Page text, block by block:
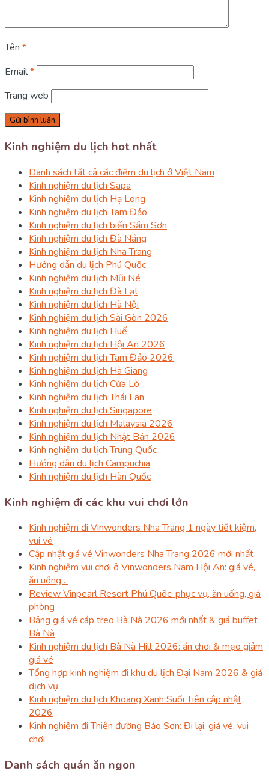
Tên *
Email*
Trang web
Kinh nghiệm du lịch hot nhất
Danh sách tất cả các điểm du lịch ở Việt Nam
Kinh nghiệm du lịch Sapa
Kinh nghiệm du lịch Hạ Long
Kinh nghiệm du lịch Tam Đảo
Kinh nghiệm du lịch biển Sầm Sơn
Kinh nghiệm du lịch Đà Nẵng
Kinh nghiệm du lịch Nha Trang
Hướng dẫn du lịch Phú Quốc
Kinh nghiệm du lịch Mũi Né
Kinh nghiệm du lịch Đà Lạt
Kinh nghiệm du lịch Hà Nội
Kinh nghiệm du lịch Sài Gòn 2026
Kinh nghiệm du lịch Huế
Kinh nghiệm du lịch Hội An 2026
Kinh nghiệm du lịch Tam Đảo 2026
Kinh nghiệm du lịch Hà Giang
Kinh nghiệm du lịch Cửa Lò
Kinh nghiệm du lịch Thái Lan
Kinh nghiệm du lịch Singapore
Kinh nghiệm du lịch Malaysia 2026
Kinh nghiệm du lịch Nhật Bản 2026
Kinh nghiệm du lịch Trung Quốc
Hướng dẫn du lịch Campuchia
Kinh nghiệm du lịch Hàn Quốc
Kinh nghiệm đi các khu vui chơi lớn
Kinh nghiệm đi Vinwonders Nha Trang 1 ngày tiết kiệm,
vui vẻ
Cập nhật giá vé Vinwonders Nha Trang 2026 mới nhất
Kinh nghiệm vui chơi ở Vinwonders Nam Hội An: giá vé,
ăn uống…
Review Vinpearl Resort Phú Quốc: phục vụ, ăn uống, giá
phòng
Bảng giá vé cáp treo Bà Nà 2026 mới nhất & giá buffet
Bà Nà
Kinh nghiệm du lịch Bà Nà Hill 2026: ăn chơi & mẹo giảm
giá vé
Tổng hợp kinh nghiệm đi khu du lịch Đại Nam 2026 & giá
dịch vụ
Kinh nghiệm du lịch Khoang Xanh Suối Tiên cập nhật
2026
Kinh nghiệm đi Thiên đường Bảo Sơn: Đi lại, giá vé, vui
chơi
Danh sách quán ăn ngon